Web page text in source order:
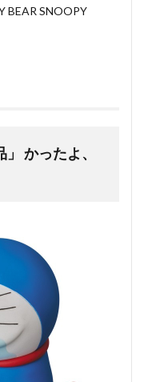
BEAR SNOOPY
かったよ、